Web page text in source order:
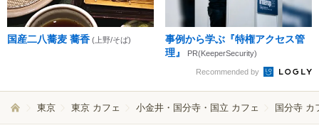
国産二八蕎麦 蕎香 (上野/そば)
事例から学ぶ『特権アクセス管
理』
PR(KeeperSecurity)
Recommended by
東京 東京 カフェ 小金井・国分寺・国立 カフェ 国分寺 カ